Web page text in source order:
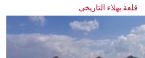
قلعة بهلاء التاريخي